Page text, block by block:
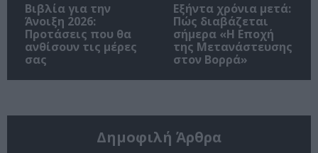
Βιβλία για την
Άνοιξη 2026:
Προτάσεις που θα
ανθίσουν τις μέρες
σας
Εξήντα χρόνια μετά:
Πώς διαβάζεται
σήμερα «Η Εποχή
της Μετανάστευσης
στον Βορρά»
Δημοφιλή Άρθρα